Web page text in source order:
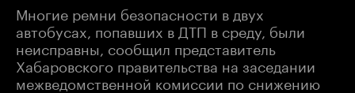
Многие ремни безопасности в двух
автобусах, попавших в ДТП в среду, были
неисправны, сообщил представитель
Хабаровского правительства на заседании
межведомственной комиссии по снижению